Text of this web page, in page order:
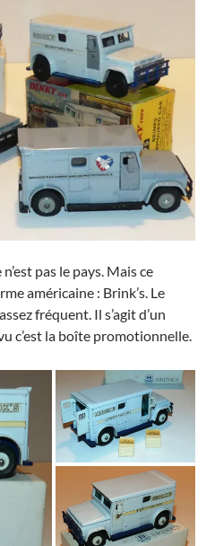
pas le pays. Mais ce
américaine : Brink’s. Le
fréquent. Il s’agit d’un
c’est la boîte promotionnelle.